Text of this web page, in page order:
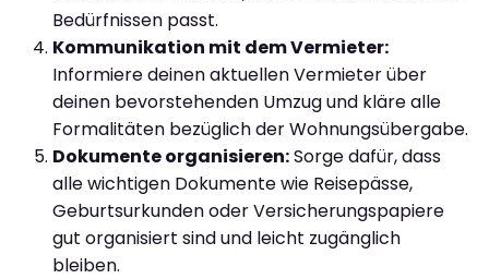
Bedürfnissen passt.
Kommunikation mit dem Vermieter:
Informiere deinen aktuellen Vermieter über
deinen bevorstehenden Umzug und kläre alle
Formalitäten bezüglich der Wohnungsübergabe.
Dokumente organisieren:Sorge dafür, dass
alle wichtigen Dokumente wie Reisepässe,
Geburtsurkunden oder Versicherungspapiere
gut organisiert sind und leicht zugänglich
bleiben.